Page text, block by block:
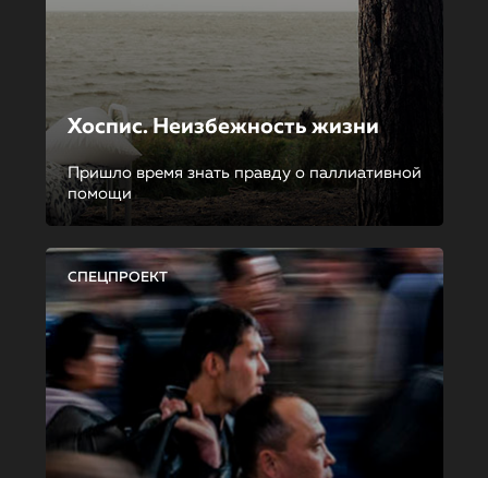
Хоспис. Неизбежность жизни
Пришло время знать правду о паллиативной
помощи
СПЕЦПРОЕКТ